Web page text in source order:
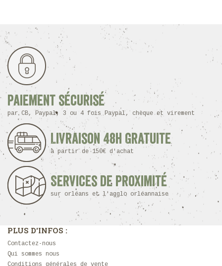
Paiement sécurisé
par CB, Paypal, 3 ou 4 fois Paypal, chèque et virement
Livraison 48h Gratuite
à partir de 150€ d'achat
Services de proximité
sur orléans et l'agglo orléannaise
PLUS D'INFOS :
Contactez-nous
Qui sommes nous
Conditions générales de vente